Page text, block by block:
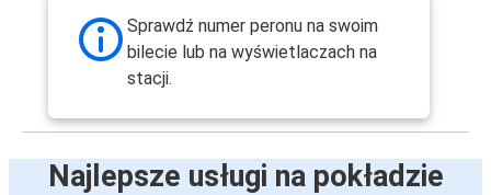
Sprawdź numer peronu na swoim
bilecie lub na wyświetlaczach na
stacji.
Najlepsze usługi na pokładzie